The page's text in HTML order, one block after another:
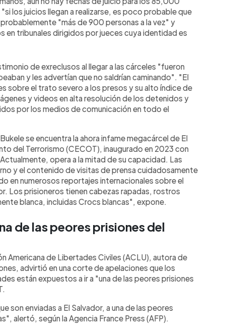
los juicios llegan a realizarse, es poco probable que
"más de 900 personas a la vez" y
en tribunales dirigidos por jueces cuya identidad es
de exreclusos al llegar a las cárceles "fueron
y les advertían que no saldrían caminando". "El
sobre el trato severo a los presos y su alto índice de
y videos en alta resolución de los detenidos y
por los medios de comunicación en todo el
se encuentra la ahora infame megacárcel de El
del Terrorismo (CECOT), inaugurado en 2023 con
opera a la mitad de su capacidad. Las
y el contenido de visitas de prensa cuidadosamente
en numerosos reportajes internacionales sobre el
Los prisioneros tienen cabezas rapadas, rostros
blanca, incluidas Crocs blancas", expone.
de las peores prisiones del
Americana de Libertades Civiles (ACLU), autora de
advirtió en una corte de apelaciones que los
están expuestos a ir a "una de las peores prisiones
son enviadas a El Salvador, a una de las peores
alertó, según la Agencia France Press (AFP).